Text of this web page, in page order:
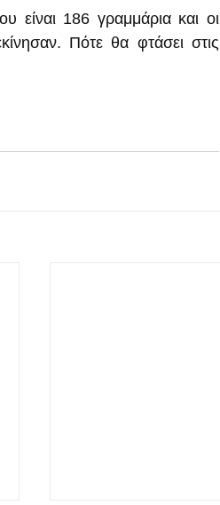
είναι 186 γραμμάρια και οι
Πότε θα φτάσει στις